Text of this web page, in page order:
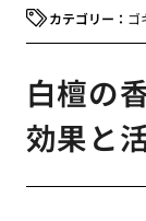
ゴ
白檀の
効果と